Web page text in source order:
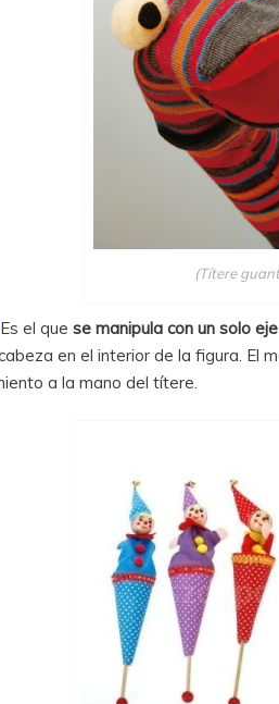
(Títere
Es el que se manipula con un solo
en el interior de la figura. El
a la mano del títere.